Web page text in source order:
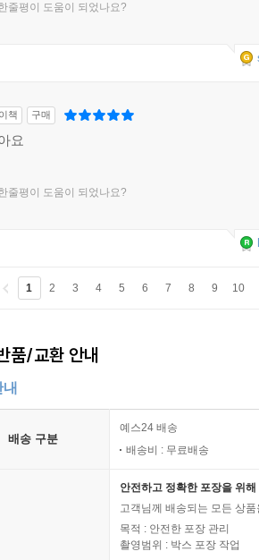
줄평이 도움이 되었나요?
책 구매
요
줄평이 도움이 되었나요?
1 2 3 4 5 6 7 8 9 10
품/교환 안내
배송 구분
예스24 배송
배송비 : 무료배송
안전하고 정확한 포장을 위
고객님께 배송되는 모든 상
목적 : 안전한 포장 관리
촬영범위 : 박스 포장 작업